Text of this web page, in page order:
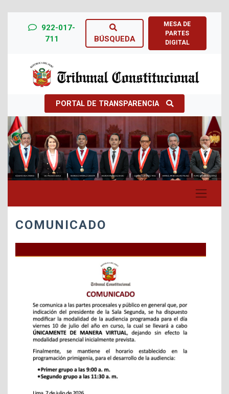
922-017-
711
BÚSQUEDA
MESA DE
PARTES
DIGITAL
PORTAL DE TRANSPARENCIA
Previous Next
COMUNICADO